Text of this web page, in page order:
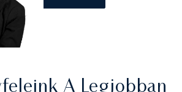
A Legjobban